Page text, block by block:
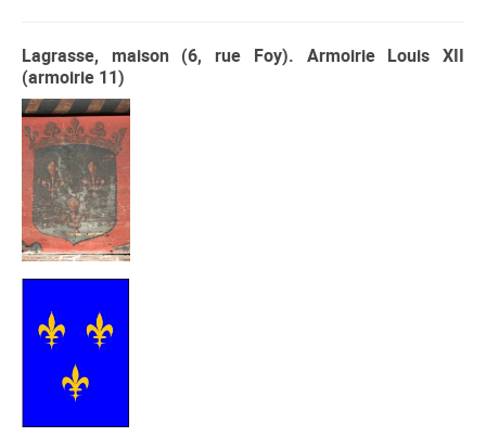
Lagrasse, maison (6, rue Foy). Armoirie Louis XII
(armoirie 11)